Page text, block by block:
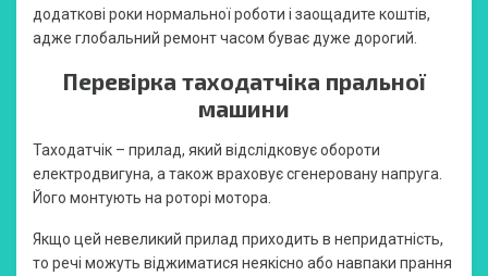
додаткові роки нормальної роботи і заощадите коштів,
адже глобальний ремонт часом буває дуже дорогий.
Перевірка таходатчіка пральної
машини
Таходатчік – прилад, який відслідковує обороти
електродвигуна, а також враховує сгенеровану напруга.
Його монтують на роторі мотора.
Якщо цей невеликий прилад приходить в непридатність,
то речі можуть віджиматися неякісно або навпаки прання